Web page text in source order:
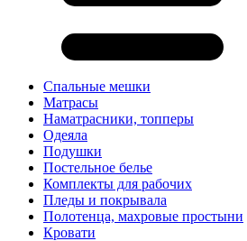
Спальные мешки
Матрасы
Наматрасники, топперы
Одеяла
Подушки
Постельное белье
Комплекты для рабочих
Пледы и покрывала
Полотенца, махровые простыни
Кровати